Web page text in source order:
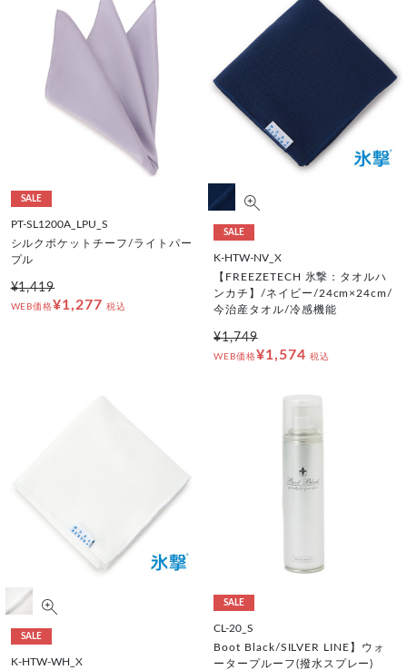
SALE
PT-SL1200A_LPU_S
シルクポケットチーフ/ライトパー
プル
¥1,419
WEB価格¥1,277 税込
SALE
K-HTW-NV_X
【FREEZETECH 氷撃：タオルハ
ンカチ】/ネイビー/24cm×24cm/
今治産タオル/冷感機能
¥1,749
WEB価格¥1,574 税込
SALE
K-HTW-WH_X
SALE
CL-20_S
Boot Black/SILVER LINE】ウォ
ータープルーフ(撥水スプレー)